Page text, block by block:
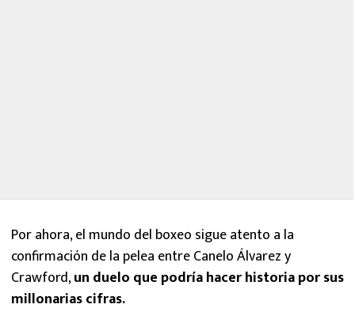
Por ahora, el mundo del boxeo sigue atento a la
confirmación de la pelea entre Canelo Álvarez y
Crawford,un duelo que podría hacer historia por sus
millonarias cifras.